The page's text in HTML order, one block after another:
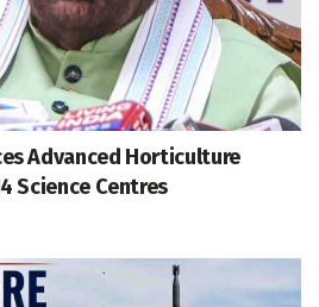
Advanced Horticulture
Science Centres